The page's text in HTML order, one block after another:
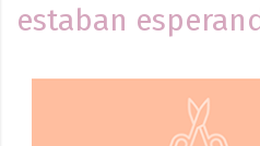
estaban